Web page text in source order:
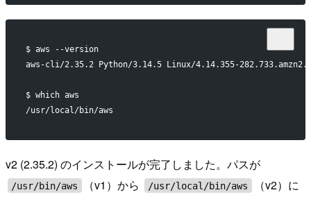
$ aws --version
aws-cli/2.35.2 Python/3.14.5 Linux/4.14.355-
$ which aws
/usr/local/bin/aws
v2 (2.35.2) のインストールが完了しました。パスが
/usr/bin/aws （v1）から /usr/local/bin/aws
（v2）に